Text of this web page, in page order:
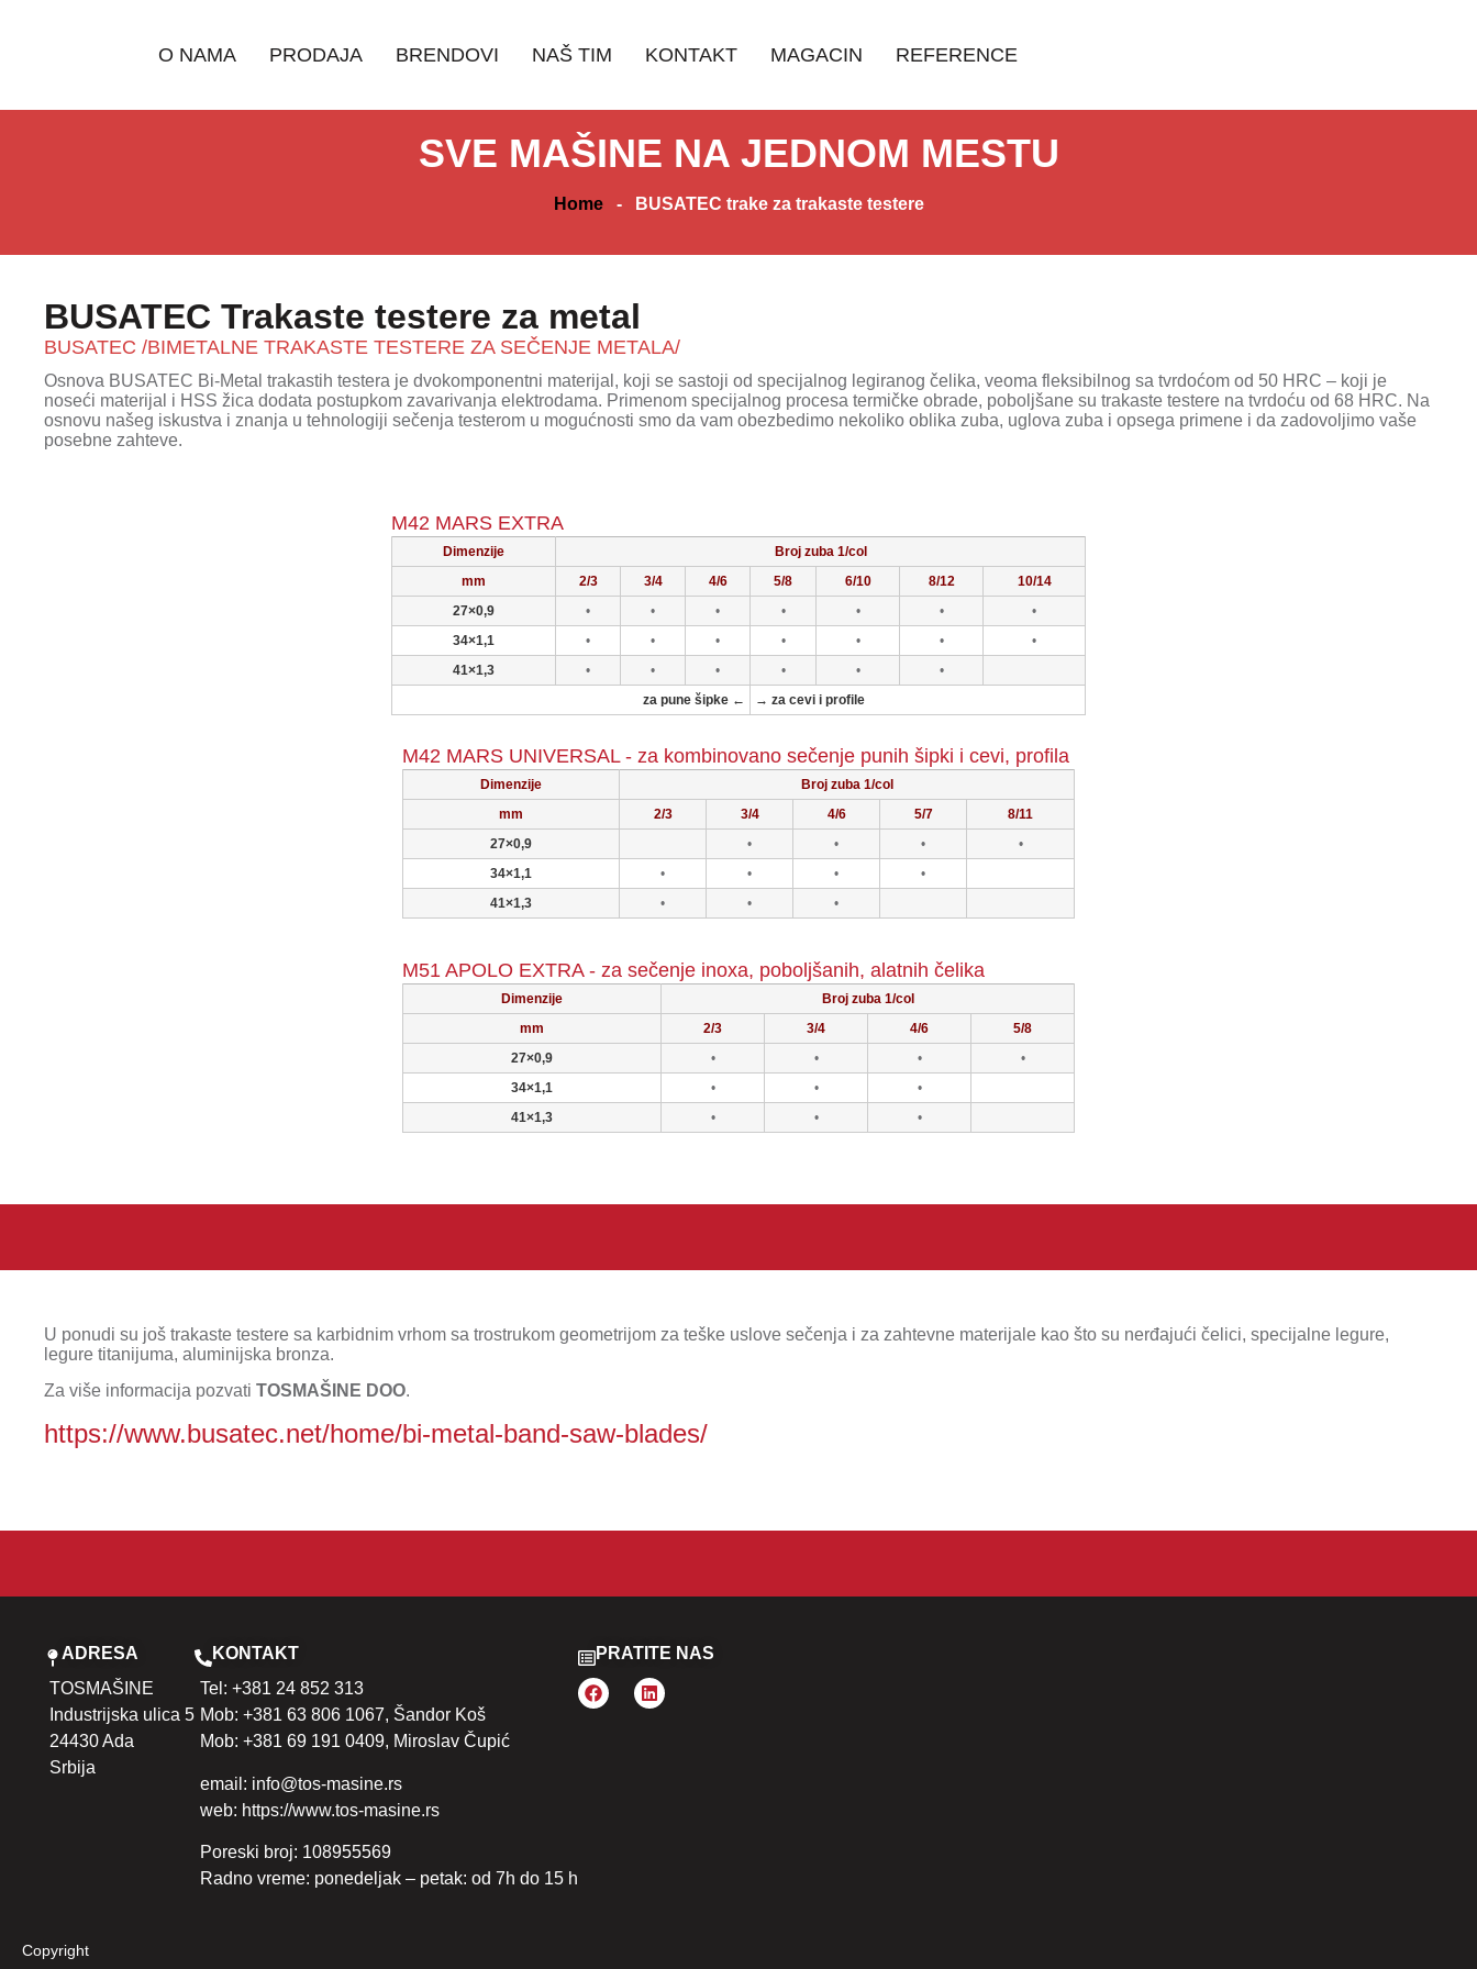
O NAMA PRODAJA BRENDOVI NAŠ TIM KONTAKT MAGACIN REFERENCE
SVE MAŠINE NA JEDNOM MESTU
Home - BUSATEC trake za trakaste testere
BUSATEC Trakaste testere za metal
BUSATEC /BIMETALNE TRAKASTE TESTERE ZA SEČENJE METALA/
Osnova BUSATEC Bi-Metal trakastih testera je dvokomponentni materijal, koji se sastoji od specijalnog legiranog čelika, veoma fleksibilnog sa tvrdoćom od 50 HRC – koji je
noseći materijal i HSS žica dodata postupkom zavarivanja elektrodama. Primenom specijalnog procesa termičke obrade, poboljšane su trakaste testere na tvrdoću od 68 HRC. Na
osnovu našeg iskustva i znanja u tehnologiji sečenja testerom u mogućnosti smo da vam obezbedimo nekoliko oblika zuba, uglova zuba i opsega primene i da zadovoljimo vaše
posebne zahteve.
M42 MARS EXTRA
Dimenzije
Broj zuba 1/col
mm
2/3 3/4 4/6 5/8 6/10 8/12
10/14
27×0,9
• • • • • •
•
34×1,1
• • • • • •
•
41×1,3
• • • • •
•
za pune šipke ←
→ za cevi i profile
M42 MARS UNIVERSAL - za kombinovano sečenje punih šipki i cevi, profila
Dimenzije
Broj zuba 1/col
mm
2/3 3/4 4/6 5/7
8/11
27×0,9
• • •
•
34×1,1
• • •
•
41×1,3
• • •
M51 APOLO EXTRA - za sečenje inoxa, poboljšanih, alatnih čelika
Dimenzije
Broj zuba 1/col
mm
2/3 3/4 4/6
5/8
27×0,9
• • •
•
34×1,1
• •
•
41×1,3
• • •
U ponudi su još trakaste testere sa karbidnim vrhom sa trostrukom geometrijom za teške uslove sečenja i za zahtevne materijale kao što su nerđajući čelici, specijalne legure,
legure titanijuma, aluminijska bronza.
Za više informacija pozvati TOSMAŠINE DOO.
https://www.busatec.net/home/bi-metal-band-saw-blades/
ADRESA
TOSMAŠINE
Industrijska ulica 5
24430 Ada
Srbija
KONTAKT
Tel: +381 24 852 313
Mob: +381 63 806 1067, Šandor Koš
Mob: +381 69 191 0409, Miroslav Čupić
email: info@tos-masine.rs
web: https://www.tos-masine.rs
Poreski broj: 108955569
Radno vreme: ponedeljak – petak: od 7h do 15 h
PRATITE NAS
Copyright